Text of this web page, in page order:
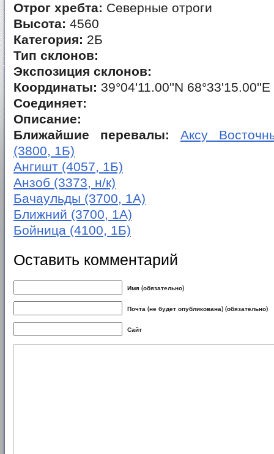
Отрог хребта: Северные отроги
Высота: 4560
Категория: 2Б
Тип склонов:
Экспозиция склонов:
Координаты: 39°04'11.00''N 68°33'15.00''E
Соединяет:
Описание:
Ближайшие перевалы:
Аксу
(3800, 1Б)
Ангишт (4057, 1Б)
Анзоб (3373, н/к)
Бачаульды (3700, 1А)
Ближний (3700, 1А)
Бойница (4100, 1Б)
Оставить комментарий
Имя (обязательно)
Почта (не будет опубликована) (обязательно)
Сайт